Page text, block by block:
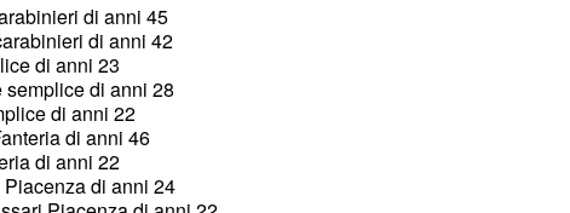
di anni 45
di anni 42
di anni 23
di anni 28
di anni 22
di anni 46
di anni 22
di anni 24